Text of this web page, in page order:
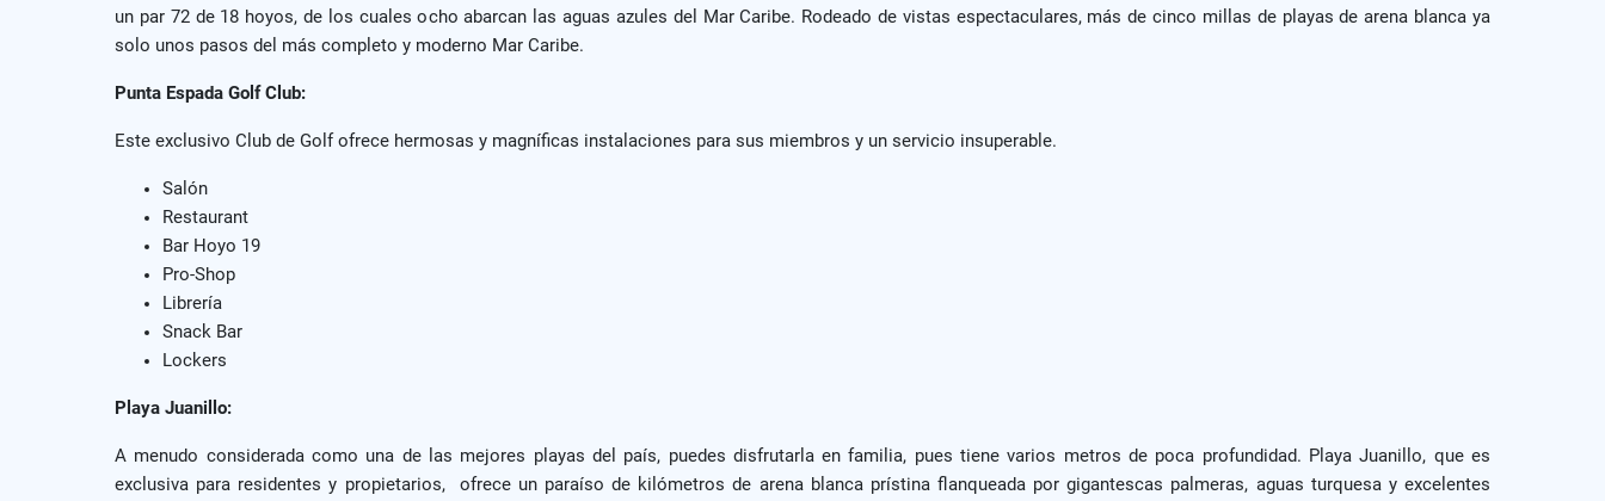
un par 72 de 18 hoyos, de los cuales ocho abarcan las aguas azules del Mar Caribe. Rodeado de vistas espectaculares, más de cinco millas de playas de arena blanca ya
solo unos pasos del más completo y moderno Mar Caribe.
Punta Espada Golf Club:
Este exclusivo Club de Golf ofrece hermosas y magníficas instalaciones para sus miembros y un servicio insuperable.
Salón
Restaurant
Bar Hoyo 19
Pro-Shop
Librería
Snack Bar
Lockers
Playa Juanillo:
A menudo considerada como una de las mejores playas del país, puedes disfrutarla en familia, pues tiene varios metros de poca profundidad. Playa Juanillo, que es
exclusiva para residentes y propietarios, ofrece un paraíso de kilómetros de arena blanca prístina flanqueada por gigantescas palmeras, aguas turquesa y excelentes